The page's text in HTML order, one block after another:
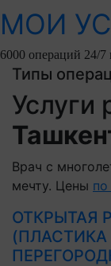
МОИ
6000 операций 24/7
Типы
Услуги
Врач с
мечту. Цены
ОТКРЫТАЯ